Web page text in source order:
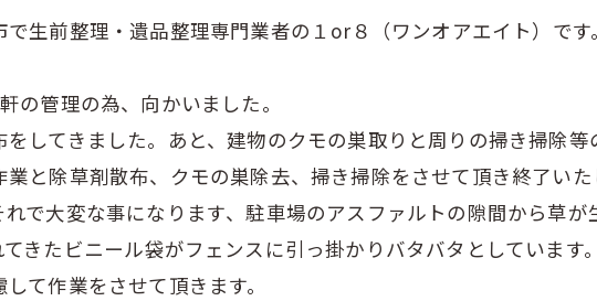
生前整理・遺品整理専門業者の１or８（ワンオアエイト）です。
の管理の為、向かいました。
してきました。あと、建物のクモの巣取りと周りの掃き掃除
と除草剤散布、クモの巣除去、掃き掃除をさせて頂き終了いた
で大変な事になります、駐車場のアスファルトの隙間から草
きたビニール袋がフェンスに引っ掛かりバタバタとしています
て作業をさせて頂きます。